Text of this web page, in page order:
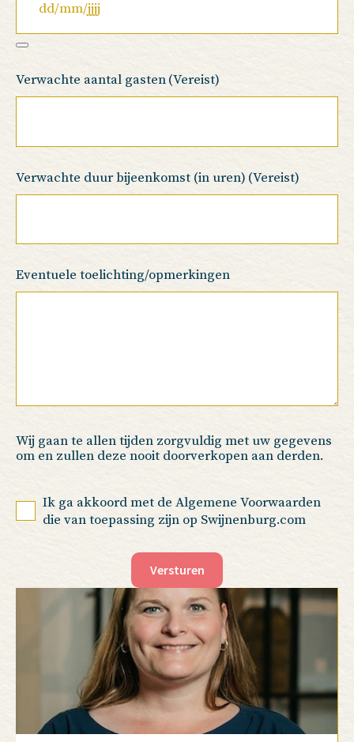
Verwachte aantal gasten(Vereist)
Verwachte duur bijeenkomst (in uren) (Vereist)
Eventuele toelichting/opmerkingen
Wij gaan te allen tijden zorgvuldig met uw gegevens
om en zullen deze nooit doorverkopen aan derden.
Ik ga akkoord met de Algemene Voorwaarden
die van toepassing zijn op Swijnenburg.com
Versturen